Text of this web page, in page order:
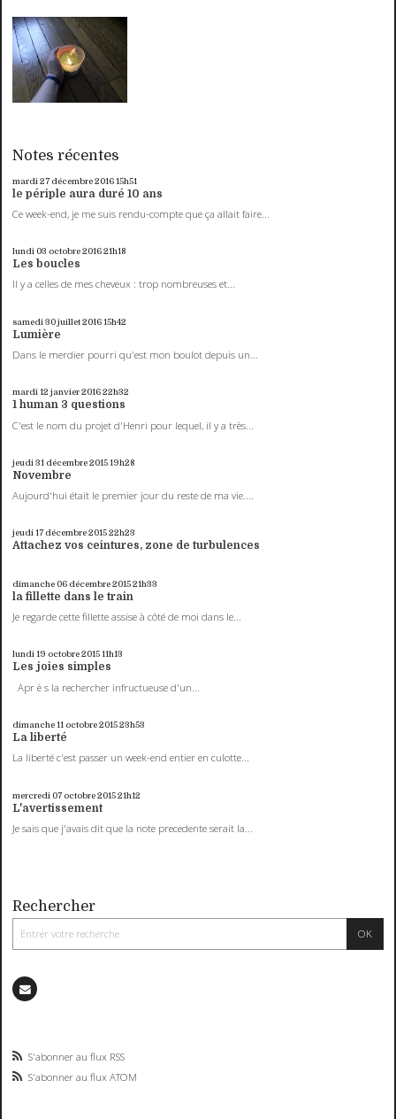
Notes récentes
mardi 27 décembre 201615h51
le périple aura duré 10 ans
Ce week-end, je me suis rendu-compte que ça allait faire...
lundi 03 octobre 201621h18
Les boucles
Il y a celles de mes cheveux : trop nombreuses et...
samedi 30juillet 201615h42
Lumière
Dans le merdier pourri qu'est mon boulot depuis un...
mardi 12 janvier 201622h32
1 human 3 questions
C'est le nom du projet d'Henri pour lequel, il y a très...
jeudi 31 décembre 201519h28
Novembre
Aujourd'hui était le premier jour du reste de ma vie....
jeudi 17 décembre 201522h23
Attachez vos ceintures, zone de turbulences
dimanche 06 décembre 201521h33
la fillette dans le train
Je regarde cette fillette assise à côté de moi dans le...
lundi 19 octobre 201511h13
Les joies simples
Apr è s la rechercher infructueuse d'un...
dimanche 11 octobre 201523h53
La liberté
La liberté c'est passer un week-end entier en culotte...
mercredi 07 octobre 201521h12
L'avertissement
Je sais que j'avais dit que la note precedente serait la...
Rechercher
S'abonner au flux RSS
S'abonner au flux ATOM